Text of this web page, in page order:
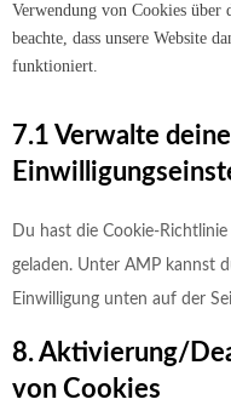
Verwendung von Cookies über
beachte, dass unsere Website
funktioniert.
7.1 Verwalte deine
Du hast die Cookie-
geladen. Unter AMP kannst
Einwilligung unten auf der
8. Aktivierung/
von Cookies